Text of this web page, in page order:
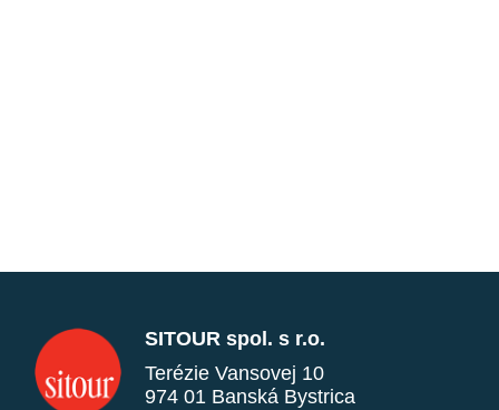
SITOUR spol. s r.o.
Terézie Vansovej 10
974 01 Banská Bystrica